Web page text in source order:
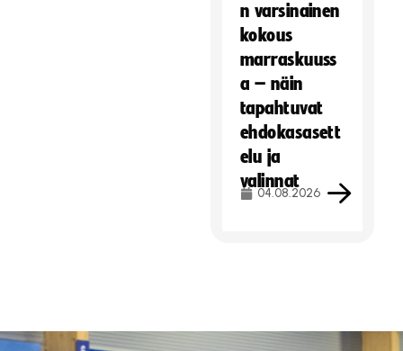
n varsinainen
kokous
marraskuuss
a – näin
tapahtuvat
ehdokasasett
elu ja
valinnat
04.08.2026